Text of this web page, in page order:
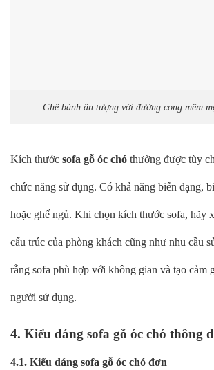
Ghế bành ấn tượng với đường cong mềm
Kích thước sofa gỗ óc chó thường được tùy
chức năng sử dụng. Có khả năng biến dạng,
hoặc ghế ngủ. Khi chọn kích thước sofa, hãy
cấu trúc của phòng khách cũng như nhu cầu
rằng sofa phù hợp với không gian và tạo cảm
người sử dụng.
4. Kiểu dáng sofa gỗ óc chó thông
4.1. Kiểu dáng sofa gỗ óc chó đơn